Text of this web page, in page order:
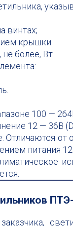
винтах;
крышки.
более, Вт.
100 —
12 — 36В
Отличаются от
питания